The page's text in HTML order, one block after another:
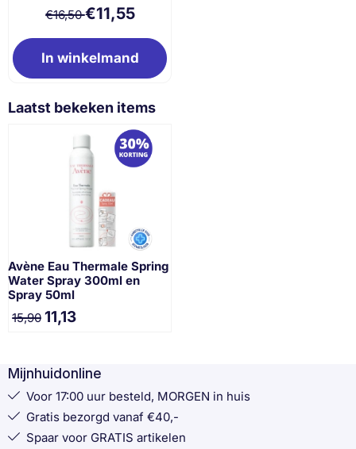
Van 16,50 voor 11,55
€16,50€11,55
In winkelmand
Laatst bekeken items
Avène Eau Thermale Spring
Water Spray 300ml en
Spray 50ml
15,90 11,13
Mijnhuidonline
Voor 17:00 uur besteld, MORGEN in huis
Gratis bezorgd vanaf €40,-
Spaar voor GRATIS artikelen